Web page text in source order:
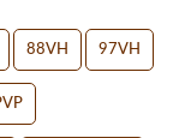
88VH 97VH